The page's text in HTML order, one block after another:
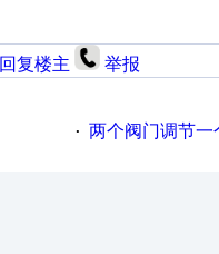
回复楼主 举报
· 两个阀门调节